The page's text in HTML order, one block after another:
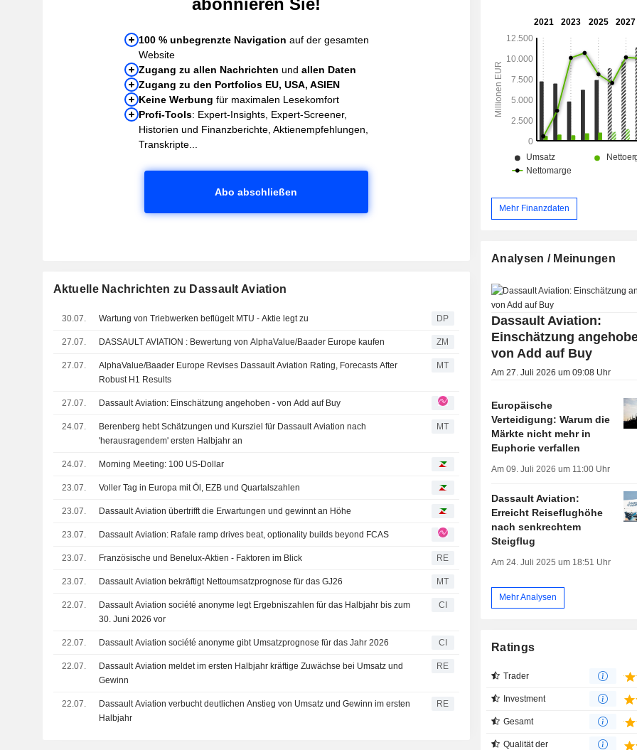
abonnieren Sie!
100 % unbegrenzte Navigation auf der gesamten
Website
Zugang zu allen Nachrichten undallen Daten
Zugang zu den Portfolios EU, USA, ASIEN
Keine Werbung für maximalen Lesekomfort
Profi-Tools: Expert-Insights, Expert-Screener,
Historien und Finanzberichte, Aktienempfehlungen,
Transkripte...
Abo abschließen
Aktuelle Nachrichten zu Dassault Aviation
30.07. Wartung von Triebwerken beflügelt MTU - Aktie legt zu DP
27.07. DASSAULT AVIATION : Bewertung von AlphaValue/Baader Europe kaufen ZM
27.07.
AlphaValue/Baader Europe Revises Dassault Aviation Rating, Forecasts After
Robust H1 Results
MT
27.07. Dassault Aviation: Einschätzung angehoben - von Add auf Buy
24.07.
Berenberg hebt Schätzungen und Kursziel für Dassault Aviation nach
'herausragendem' ersten Halbjahr an
MT
24.07. Morning Meeting: 100 US-Dollar
23.07. Voller Tag in Europa mit Öl, EZB und Quartalszahlen
23.07. Dassault Aviation übertrifft die Erwartungen und gewinnt an Höhe
23.07. Dassault Aviation: Rafale ramp drives beat, optionality builds beyond FCAS
23.07. Französische und Benelux-Aktien - Faktoren im Blick RE
23.07. Dassault Aviation bekräftigt Nettoumsatzprognose für das GJ26 MT
22.07.
Dassault Aviation société anonyme legt Ergebniszahlen für das Halbjahr bis zum
30. Juni 2026 vor
CI
22.07. Dassault Aviation société anonyme gibt Umsatzprognose für das Jahr 2026 CI
22.07.
Dassault Aviation meldet im ersten Halbjahr kräftige Zuwächse bei Umsatz und
Gewinn
RE
22.07.
Dassault Aviation verbucht deutlichen Anstieg von Umsatz und Gewinn im ersten
Halbjahr
RE
Mehr Finanzdaten
Analysen / Meinungen
Dassault Aviation:
Einschätzung
von Add auf Buy
Am 27. Juli 2026 um 09:08 Uhr
Europäische
Verteidigung: Warum die
Märkte nicht mehr in
Euphorie verfallen
Am 09. Juli 2026 um 11:00 Uhr
Dassault Aviation:
Erreicht Reiseflughöhe
nach senkrechtem
Steigflug
Am 24. Juli 2025 um 18:51 Uhr
Mehr Analysen
Ratings
Trader
Investment
Gesamt
Qualität der